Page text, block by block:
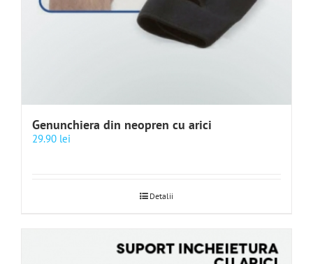
Genunchiera din neopren cu arici
29.90 lei
Detalii